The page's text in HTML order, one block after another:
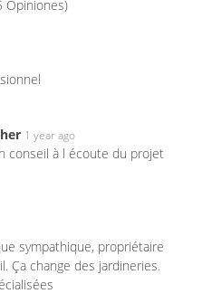
Opiniones)
1 year ago
conseil à l écoute du projet
sympathique, propriétaire
Ça change des jardineries.